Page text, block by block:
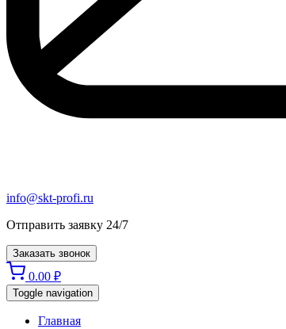
info@skt-profi.ru
Отправить заявку 24/7
Заказать звонок
0.00 ₽
Toggle navigation
Главная